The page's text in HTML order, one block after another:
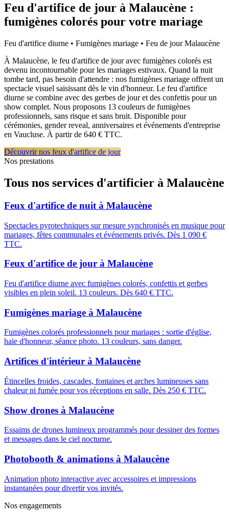
Feu d'artifice de jour à Malaucène :
fumigènes colorés pour votre mariage
Feu d'artifice diurne • Fumigènes mariage • Feu de jourMalaucène
À Malaucène, le feu d'artifice de jour avec fumigènes colorés est
devenu incontournable pour les mariages estivaux. Quand la nuit
tombe tard, pas besoin d'attendre : nos fumigènes mariage offrent un
spectacle visuel saisissant dès le vin d'honneur. Le feu d'artifice
diurne se combine avec des gerbes de jour et des confettis pour un
show complet. Nous proposons 13 couleurs de fumigènes
professionnels, sans risque et sans bruit. Disponible pour
cérémonies, gender reveal, anniversaires et événements d'entreprise
en Vaucluse. À partir de 640 € TTC.
Découvrir nos feux d'artifice de jour
Nos prestations
Tous nos services d'artificier à Malaucène
Feux d'artifice de nuit à Malaucène
Spectacles pyrotechniques sur mesure synchronisés en musique pour
mariages, fêtes communales et événements privés. Dès 1 090 €
TTC.
Feux d'artifice de jour à Malaucène
Feu d'artifice diurne avec fumigènes colorés, confettis et gerbes
visibles en plein soleil. 13 couleurs. Dès 640 € TTC.
Fumigènes mariage à Malaucène
Fumigènes colorés professionnels pour mariages : sortie d'église,
haie d'honneur, séance photo. 13 couleurs, sans danger.
Artifices d'intérieur à Malaucène
Étincelles froides, cascades, fontaines et arches lumineuses sans
chaleur ni fumée pour vos réceptions en salle. Dès 250 € TTC.
Show drones à Malaucène
Essaims de drones lumineux programmés pour dessiner des formes
et messages dans le ciel nocturne.
Photobooth & animations à Malaucène
Animation photo interactive avec accessoires et impressions
instantanées pour divertir vos invités.
Nos engagements